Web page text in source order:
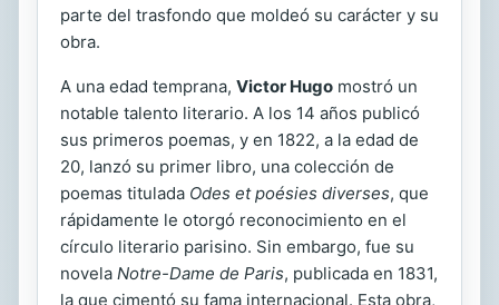
parte del trasfondo que moldeó su carácter y su
obra.
A una edad temprana, Victor Hugo mostró un
notable talento literario. A los 14 años publicó
sus primeros poemas, y en 1822, a la edad de
20, lanzó su primer libro, una colección de
poemas titulada Odes et poésies diverses, que
rápidamente le otorgó reconocimiento en el
círculo literario parisino. Sin embargo, fue su
novela Notre-Dame de Paris, publicada en 1831,
la que cimentó su fama internacional. Esta obra,